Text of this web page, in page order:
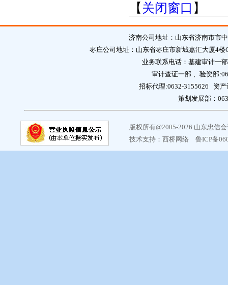
【 关闭窗口 】
济南公司地址：山东省济南市市
枣庄公司地址：山东省枣庄市新城嘉汇大厦4
业务联系电话：基建审计一
审计查证一部 、验资部
招标代理:0632-3155626 资
策划发展部：
版权所有@2005-2026 山东忠信
技术支持： 西桥网络 鲁ICP备